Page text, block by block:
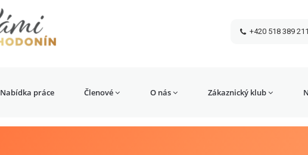
+420 518 389 211
Nabídka práce Členové O nás Zákaznický klub